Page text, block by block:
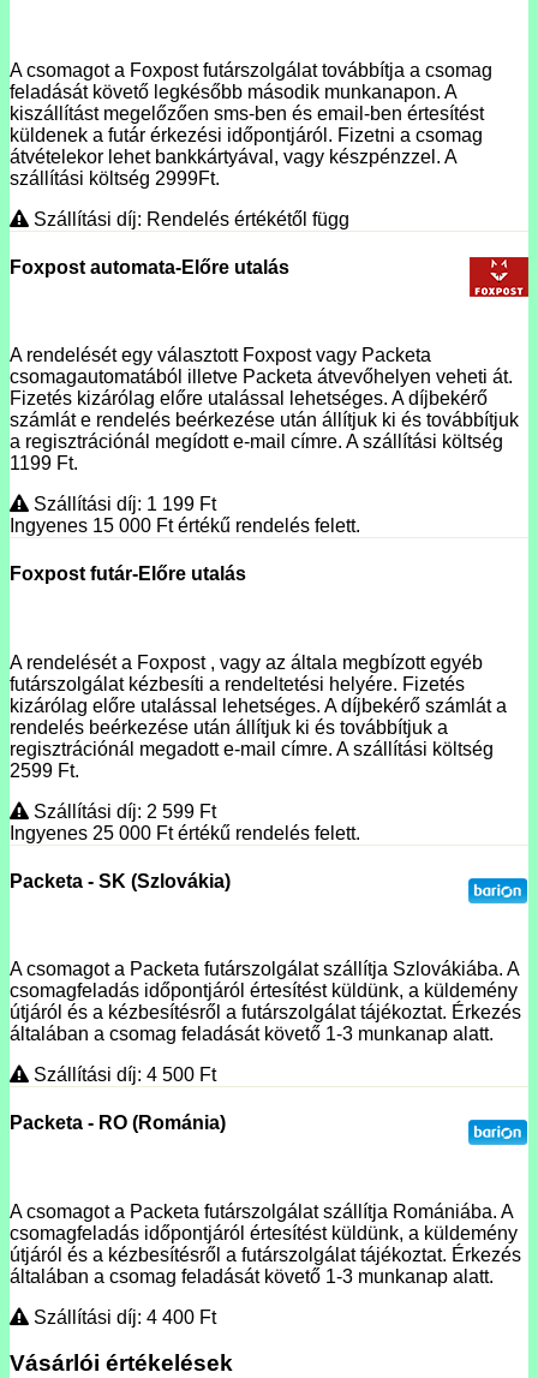
A csomagot a Foxpost futárszolgálat továbbítja a csomag
feladását követő legkésőbb második munkanapon. A
kiszállítást megelőzően sms-ben és email-ben értesítést
küldenek a futár érkezési időpontjáról. Fizetni a csomag
átvételekor lehet bankkártyával, vagy készpénzzel. A
szállítási költség 2999Ft.
Szállítási díj: Rendelés értékétől függ
Foxpost automata-Előre utalás
A rendelését egy választott Foxpost vagy Packeta
csomagautomatából illetve Packeta átvevőhelyen veheti át.
Fizetés kizárólag előre utalással lehetséges. A díjbekérő
számlát e rendelés beérkezése után állítjuk ki és továbbítjuk
a regisztrációnál megídott e-mail címre. A szállítási költség
1199 Ft.
Szállítási díj: 1 199 Ft
Ingyenes 15 000 Ftértékű rendelés felett.
Foxpost futár-Előre utalás
A rendelését a Foxpost , vagy az általa megbízott egyéb
futárszolgálat kézbesíti a rendeltetési helyére. Fizetés
kizárólag előre utalással lehetséges. A díjbekérő számlát a
rendelés beérkezése után állítjuk ki és továbbítjuk a
regisztrációnál megadott e-mail címre. A szállítási költség
2599 Ft.
Szállítási díj: 2 599 Ft
Ingyenes 25 000 Ftértékű rendelés felett.
Packeta - SK (Szlovákia)
A csomagot a Packeta futárszolgálat szállítja Szlovákiába. A
csomagfeladás időpontjáról értesítést küldünk, a küldemény
útjáról és a kézbesítésről a futárszolgálat tájékoztat. Érkezés
általában a csomag feladását követő 1-3 munkanap alatt.
Szállítási díj: 4 500 Ft
Packeta - RO (Románia)
A csomagot a Packeta futárszolgálat szállítja Romániába. A
csomagfeladás időpontjáról értesítést küldünk, a küldemény
útjáról és a kézbesítésről a futárszolgálat tájékoztat. Érkezés
általában a csomag feladását követő 1-3 munkanap alatt.
Szállítási díj: 4 400 Ft
Vásárlói értékelések